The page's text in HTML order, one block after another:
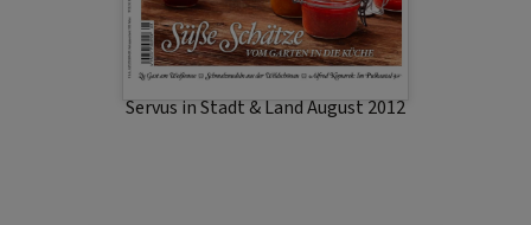
Servus in Stadt & Land August 2012